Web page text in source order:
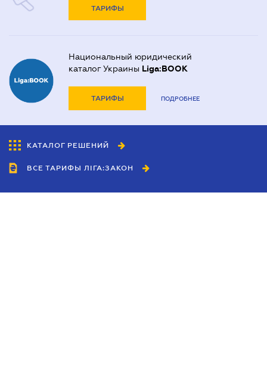
ТАРИФЫ
Национальный юридический
каталог Украины Liga:BOOK
ТАРИФЫ ПОДРОБНЕЕ
КАТАЛОГ РЕШЕНИЙ
ВСЕ ТАРИФЫ ЛІГА:ЗАКОН